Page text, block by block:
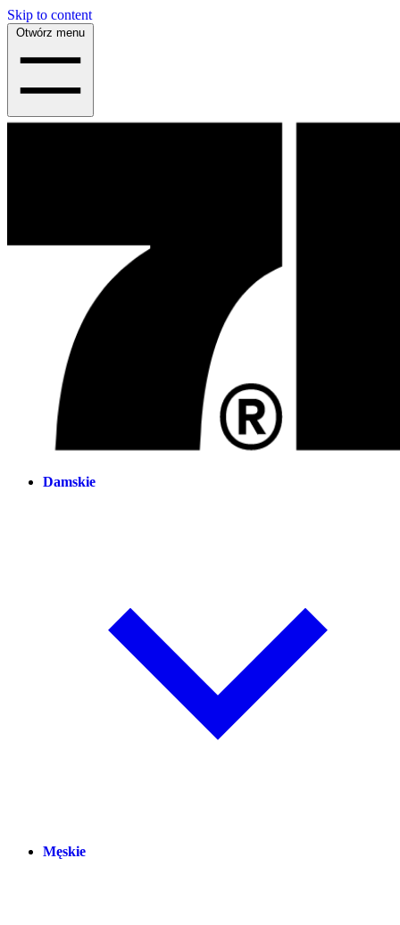
Skip to content
Otwórz menu
Damskie
Męskie